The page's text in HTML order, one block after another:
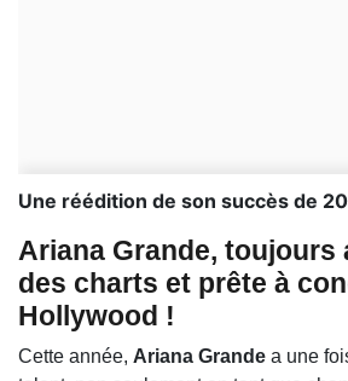
Une réédition de son succès de
Ariana Grande, toujours
des charts et prête à
Hollywood !
Cette année, Ariana Grande a une